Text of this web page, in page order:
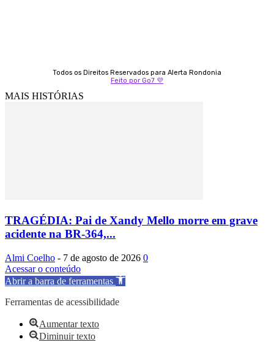
Todos os Direitos Reservados para Alerta Rondonia
Feito por Go7 💜
MAIS HISTÓRIAS
TRAGÉDIA: Pai de Xandy Mello morre em grave
acidente na BR-364,...
Almi Coelho - 7 de agosto de 2026 0
Acessar o conteúdo
Abrir a barra de ferramentas
Ferramentas de acessibilidade
Aumentar texto
Diminuir texto